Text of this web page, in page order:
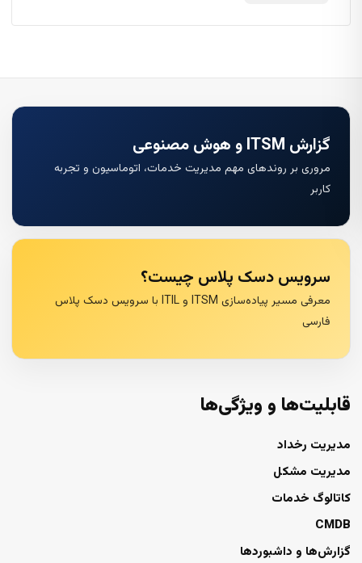
گزارش ITSM و هوش مصنوعی
مروری بر روندهای مهم مدیریت خدمات، اتوماسیون و تجربه
کاربر
سرویس دسک پلاس چیست؟
معرفی مسیر پیاده‌سازی ITSM و ITIL با سرویس دسک پلاس
فارسی
قابلیت‌ها و ویژگی‌ها
مدیریت رخداد
مدیریت مشکل
کاتالوگ خدمات
CMDB
گزارش‌ها و داشبوردها